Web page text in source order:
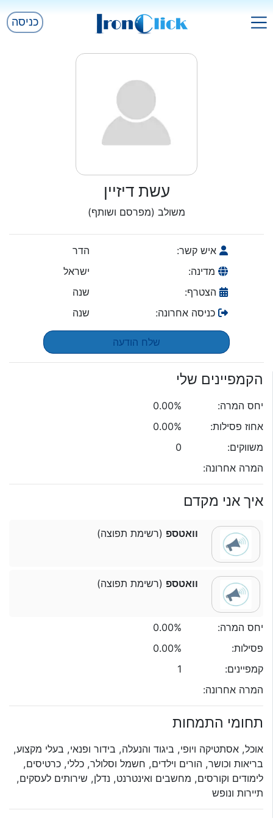
כניסה
עשת דיזיין
משולב (מפרסם ושותף)
איש קשר:
הדר
מדינה:
ישראל
הצטרף:
שנה
כניסה אחרונה:
שנה
שלח הודעה
הקמפיינים שלי
יחס המרה:
0.00%
אחוז פסילות:
0.00%
משווקים:
0
המרה אחרונה:
איך אני מקדם
וואטספ (רשימת תפוצה)
וואטספ (רשימת תפוצה)
יחס המרה:
0.00%
פסילות:
0.00%
קמפיינים:
1
המרה אחרונה:
תחומי התמחות
אוכל, אסתטיקה ויופי, ביגוד והנעלה, בידור ופנאי, בעלי מקצוע,
בריאות וכושר, הורים וילדים, חשמל וסלולר, כללי, כרטיסים,
לימודים וקורסים, מחשבים ואינטרנט, נדלן, שירותים לעסקים,
תיירות ונופש